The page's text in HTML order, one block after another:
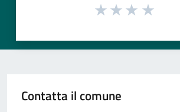
Contatta il comune